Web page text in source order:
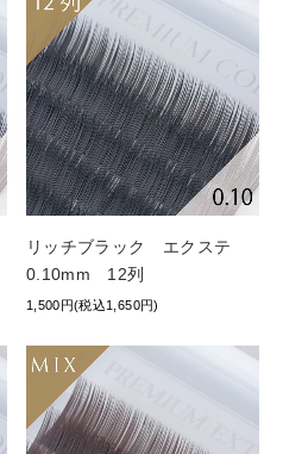
リッチブラック エクステ
0.10mm 12列
1,500円(税込1,650円)